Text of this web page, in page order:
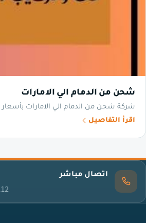
شحن من الدمام الي الامارات
شركة شحن من الدمام الي الامارات بأسعار
اقرأ التفاصيل
اتصال مباشر